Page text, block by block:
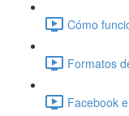
Cómo
Formatos
Facebook